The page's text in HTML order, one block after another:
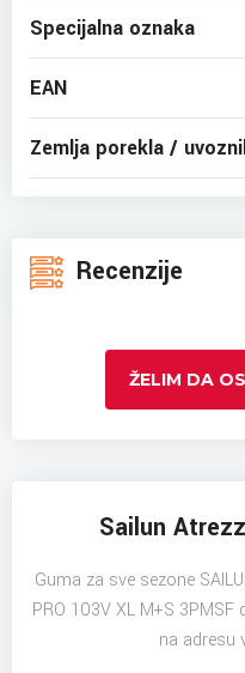
Specijalna oznaka
EAN
Zemlja porekla /
Recenzije
ŽELIM DA
Sailun
Guma za sve sezone
PRO 103V XL M+S
na adresu